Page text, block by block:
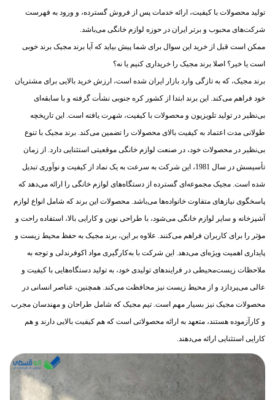
تولید محصولات با کیفیت، ارائه خدمات پس از فروش گسترده، و ورود به فهرست
شرکت‌های محبوب و برتر ایران در حوزه لوازم خانگی می‌باشد.
ممکن است قبل از خرید این سوال برای شما پیش بیاید که آیا برند مجیک برند خوبی
است یا خیر؟ اصلا برند مجیک را خریداری کنیم یا نه؟
برند مجیک، که به تازگی وارد بازار ایران شده است، ارزش خرید بالایی برای مشتریان
خود فراهم می‌کند. این برند ابتدا از کشور کره جنوبی نشأت گرفته و با سابقه‌ای
بی‌نظیر در تولید تلویزیون و محصولات با کیفیت، شهرت یافته است. این تاریخچه
طولانی مدت اعتماد به کیفیت بالای محصولات را تضمین می‌کند. برند مجیک با تنوع
بی‌نظیر در محصولات خود، در صنعت لوازم خانگی موقعیتی استثنایی دارد. از زمان
تأسیسش در سال 1981، این شرکت به سرعت به یک نماد از کیفیت و نوآوری تبدیل
شده است. مجیک مجموعه‌ای گسترده از دستگاه‌های لوازم خانگی را ارائه می‌دهد که
پاسخگوی نیازهای متفاوت خانواده‌ها می‌باشد. محصولات این برند که شامل انواع لوازم
آشپزخانه و سایر لوازم خانگی می‌شود، با طراحی نوین و کارایی بالا، استفاده راحت و
مؤثر را برای کاربران فراهم می‌کنند. علاوه بر این، برند مجیک به حفظ محیط زیست و
پایداری اهمیت ویژه‌ای می‌دهد. این شرکت با به‌کارگیری مواد اکوفرندلی و توجه به
ملاحظات زیست‌محیطی در فرایندهای تولیدی خود، به تولید دستگاه‌هایی با کیفیت و
عالی می‌پردازد و از محیط زیست نیز محافظت می‌کند. همچنین، عناصر انسانی در
محصولات مجیک نیز بسیار مهم است. تیم مجیک که شامل طراحان و مهندسان مجرب
و کارآزموده هستند، متعهد به ارائه محصولاتی است که هم کیفیت بالایی دارند و هم
کارایی استثنایی ارائه می‌دهند.